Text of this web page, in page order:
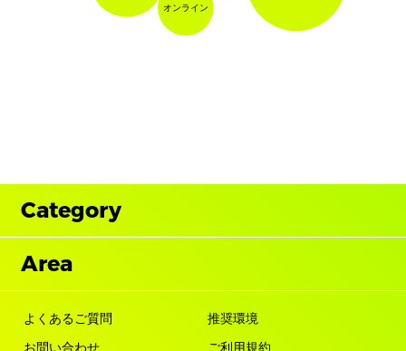
オンライン
Category
Area
よくあるご質問
推奨環境
お問い合わせ
ご利用規約